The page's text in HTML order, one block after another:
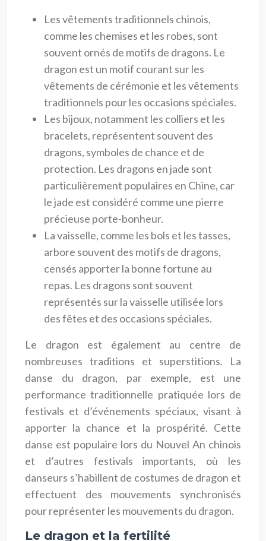
Les vêtements traditionnels chinois,
comme les chemises et les robes, sont
souvent ornés de motifs de dragons. Le
dragon est un motif courant sur les
vêtements de cérémonie et les vêtements
traditionnels pour les occasions spéciales.
Les bijoux, notamment les colliers et les
bracelets, représentent souvent des
dragons, symboles de chance et de
protection. Les dragons en jade sont
particulièrement populaires en Chine, car
le jade est considéré comme une pierre
précieuse porte-bonheur.
La vaisselle, comme les bols et les tasses,
arbore souvent des motifs de dragons,
censés apporter la bonne fortune au
repas. Les dragons sont souvent
représentés sur la vaisselle utilisée lors
des fêtes et des occasions spéciales.
Le dragon est également au centre de
nombreuses traditions et superstitions. La
danse du dragon, par exemple, est une
performance traditionnelle pratiquée lors de
festivals et d’événements spéciaux, visant à
apporter la chance et la prospérité. Cette
danse est populaire lors du Nouvel An chinois
et d’autres festivals importants, où les
danseurs s’habillent de costumes de dragon et
effectuent des mouvements synchronisés
pour représenter les mouvements du dragon.
Le dragon et la fertilité